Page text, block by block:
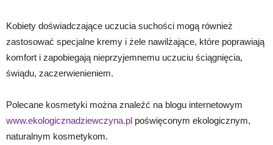
Kobiety doświadczające uczucia suchości mogą również
zastosować specjalne kremy i żele nawilżające, które poprawiają
komfort i zapobiegają nieprzyjemnemu uczuciu ściągnięcia,
świądu, zaczerwienieniem.
Polecane kosmetyki można znaleźć na blogu internetowym
www.ekologicznadziewczyna.pl poświęconym ekologicznym,
naturalnym kosmetykom.